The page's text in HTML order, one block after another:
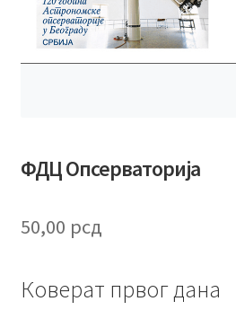
ФДЦ Опсерваторија
50,00 рсд
Коверат првог дана